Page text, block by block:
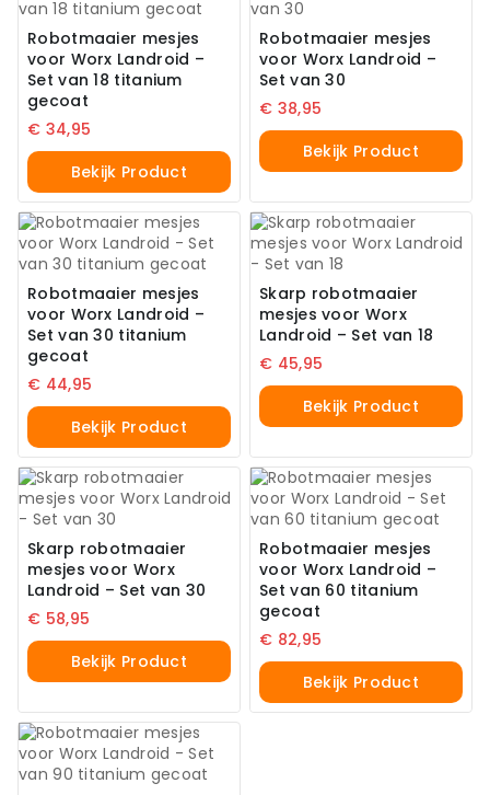
Robotmaaier mesjes
voor Worx Landroid –
Set van 18 titanium
gecoat
€ 34,95
Bekijk Product
Robotmaaier mesjes
voor Worx Landroid –
Set van 30
€ 38,95
Bekijk Product
Robotmaaier mesjes
voor Worx Landroid –
Set van 30 titanium
gecoat
€ 44,95
Bekijk Product
Skarp robotmaaier
mesjes voor Worx
Landroid – Set van 18
€ 45,95
Bekijk Product
Skarp robotmaaier
mesjes voor Worx
Landroid – Set van 30
€ 58,95
Bekijk Product
Robotmaaier mesjes
voor Worx Landroid –
Set van 60 titanium
gecoat
€ 82,95
Bekijk Product